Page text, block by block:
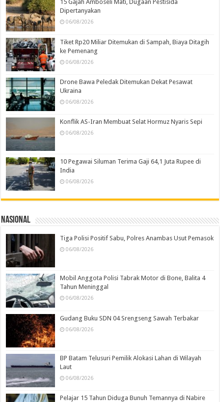
15 Gajah Amboseli Mati, Dugaan Pestisida
Dipertanyakan
06/08/2026
Tiket Rp20 Miliar Ditemukan di Sampah, Biaya Ditagih
ke Pemenang
06/08/2026
Drone Bawa Peledak Ditemukan Dekat Pesawat
Ukraina
06/08/2026
Konflik AS-Iran Membuat Selat Hormuz Nyaris Sepi
06/08/2026
10 Pegawai Siluman Terima Gaji 64,1 Juta Rupee di
India
06/08/2026
Nasional
Tiga Polisi Positif Sabu, Polres Anambas Usut Pemasok
06/08/2026
Mobil Anggota Polisi Tabrak Motor di Bone, Balita 4
Tahun Meninggal
06/08/2026
Gudang Buku SDN 04 Srengseng Sawah Terbakar
06/08/2026
BP Batam Telusuri Pemilik Alokasi Lahan di Wilayah
Laut
06/08/2026
Pelajar 15 Tahun Diduga Bunuh Temannya di Nabire